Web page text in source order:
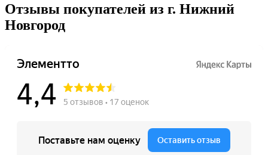
Отзывы покупателей из г. Нижний
Новгород